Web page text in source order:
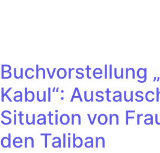
Buchvorstellung
Kabul“:
Situation von
den Taliban